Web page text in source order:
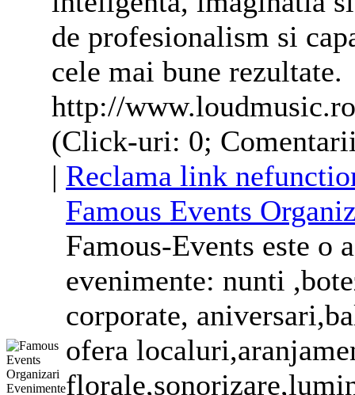
de profesionalism si
cele mai bune rezultate.
http://www.loudmusic.ro
(Click-uri: 0;
| Reclama link
Famous Events
Famous-Events este o
evenimente: nunti
corporate,
ofera